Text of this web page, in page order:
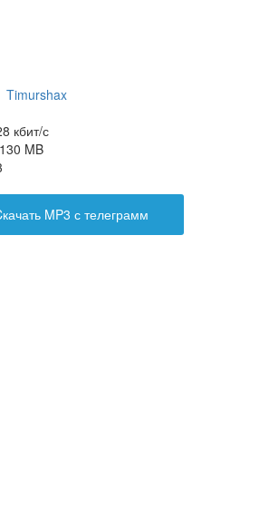
Timurshax
кбит/с
MB
MP3 с телеграмм